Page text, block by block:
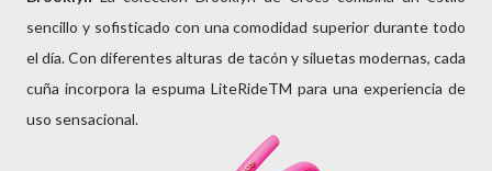
sencillo y sofisticado con una comodidad superior durante todo
el día. Con diferentes alturas de tacón y siluetas modernas, cada
cuña incorpora la espuma LiteRideTM para una experiencia de
uso sensacional.